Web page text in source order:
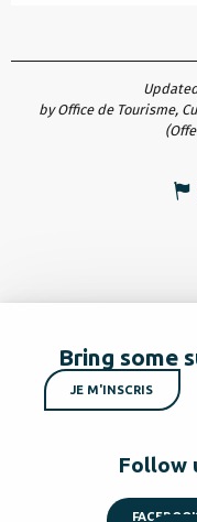
by Office de Tourisme,
Bring some
JE M'INSCRIS
Follow